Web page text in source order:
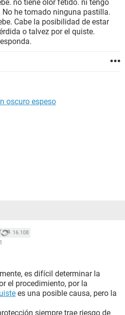
no tiene olor fetido. ni tengo
he tomado ninguna pastilla.
Cabe la posibilidad de estar
o talvez por el quiste.
oscuro espeso
16.108
es difícil determinar la
el procedimiento, por la
es una posible causa, pero la
siempre trae riesgo de